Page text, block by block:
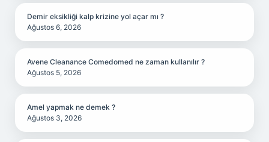
Demir eksikliği kalp krizine yol açar mı ?
Ağustos 6, 2026
Avene Cleanance Comedomed ne zaman kullanılır ?
Ağustos 5, 2026
Amel yapmak ne demek ?
Ağustos 3, 2026